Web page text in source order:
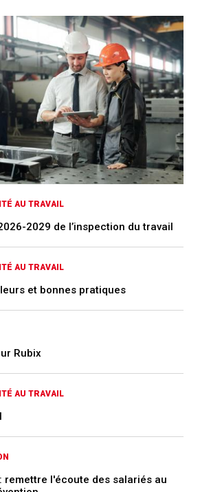
AU TRAVAIL
2029 de l’inspection du travail
AU TRAVAIL
et bonnes pratiques
Rubix
AU TRAVAIL
remettre l'écoute des salariés au